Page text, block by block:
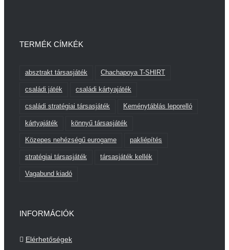
TERMÉK CÍMKÉK
absztrakt társasjáték Chachapoya T-SHIRT
családi játék családi kártyajáték
családi stratégiai társasjáték Keménytáblás leporelló
kártyajáték könnyű társasjáték
Közepes nehézségű eurogame pakliépítés
stratégiai társasjáték társasjáték kellék
Vagabund kiadó
INFORMÁCIÓK
Elérhetőségek